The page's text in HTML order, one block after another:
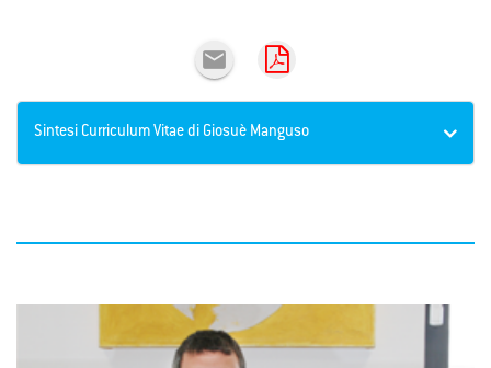

Sintesi Curriculum Vitae di Giosuè Manguso